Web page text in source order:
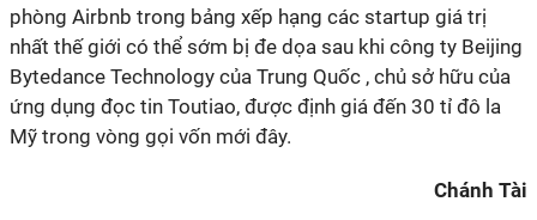
phòng Airbnb trong bảng xếp hạng các startup giá trị
nhất thế giới có thể sớm bị đe dọa sau khi công ty Beijing
Bytedance Technology của Trung Quốc , chủ sở hữu của
ứng dụng đọc tin Toutiao, được định giá đến 30 tỉ đô la
Mỹ trong vòng gọi vốn mới đây.
Chánh Tài